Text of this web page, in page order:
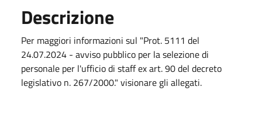
Descrizione
Per maggiori informazioni sul "Prot. 5111 del
24.07.2024 - avviso pubblico per la selezione di
personale per l'ufficio di staff ex art. 90 del decreto
legislativo n. 267/2000." visionare gli allegati.